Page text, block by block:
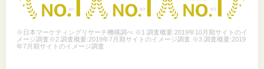
※日本マーケティングリサーチ機構調べ ※1 調査概要:2019年10月期サイトのイ
メージ調査※2 調査概要:2019年7月期サイトのイメージ調査 ※3 調査概要:2019
年7月期サイトのイメージ調査